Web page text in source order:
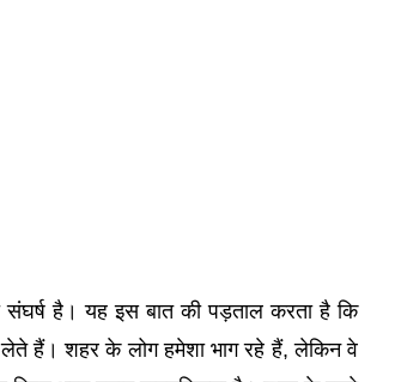
है। यह इस बात की पड़ताल करता है कि
लेते हैं। शहर के लोग हमेशा भाग रहे हैं, लेकिन वे